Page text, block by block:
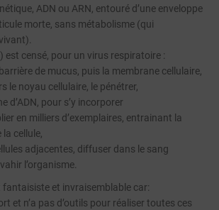
ADN ou ARN, entouré d’une enveloppe
morte, sans métabolisme (qui
est censé, pour un virus respiratoire :
de mucus, puis la membrane cellulaire,
le noyau cellulaire, le pénétrer,
d’ADN, pour s’y incorporer
en milliers d’exemplaires, entrainant la
cellule,
adjacentes, diffuser dans le sang
l’organisme.
fantaisiste et invraisemblable car:
et n’a pas d’outils pour réaliser toutes ces